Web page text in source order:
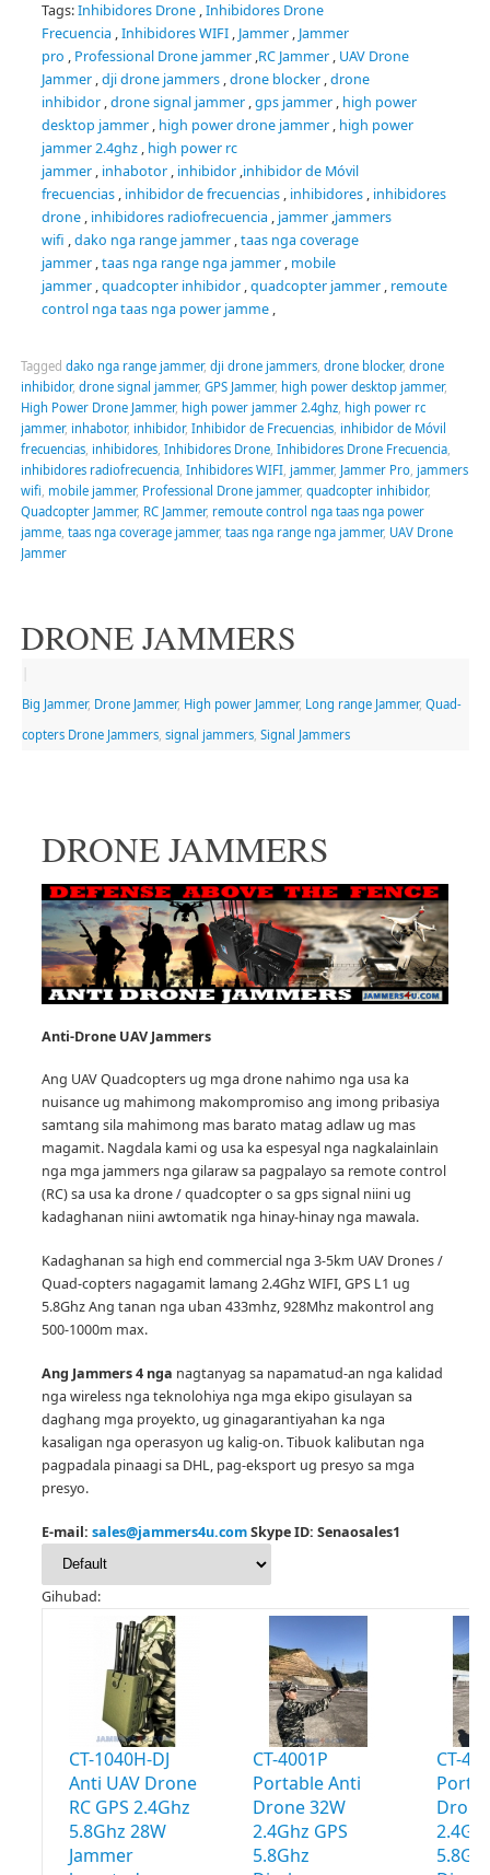
Tags:Inhibidores Drone,Inhibidores Drone
Frecuencia ,Inhibidores WIFI, Jammer, Jammer
pro , Professional Drone jammer,RC Jammer, UAV Drone
Jammer,dji drone jammers,drone blocker,drone
inhibidor,drone signal jammer,gps jammer, high power
desktop jammer, high power drone jammer, high power
jammer 2.4ghz, high power rc
jammer, inhabotor, inhibidor,inhibidor de Móvil
frecuencias, inhibidor de frecuencias, inhibidores, inhibidores
drone, inhibidores radiofrecuencia , jammer,jammers
wifi ,dako nga range jammer,taas nga coverage
jammer,taas nga range nga jammer, mobile
jammer,quadcopter inhibidor,quadcopter jammer, remoute
control nga taas nga power jamme,
Tagged dako nga range jammer, dji drone jammers, drone blocker, drone
inhibidor, drone signal jammer, GPS Jammer, high power desktop jammer,
High Power Drone Jammer, high power jammer 2.4ghz, high power rc
jammer, inhabotor, inhibidor, Inhibidor de Frecuencias, inhibidor de Móvil
frecuencias, inhibidores, Inhibidores Drone, Inhibidores Drone Frecuencia,
inhibidores radiofrecuencia, Inhibidores WIFI, jammer, Jammer Pro, jammers
wifi mobile jammer, Professional Drone jammer, quadcopter inhibidor,
Quadcopter Jammer, RC Jammer, remoute control nga taas nga power
jamme, taas nga coverage jammer, taas nga range nga jammer, UAV Drone
Jammer
DRONE JAMMERS
Big Jammer, Drone Jammer, High power Jammer, Long range Jammer, Quad-
copters Drone Jammers, signal jammers, Signal Jammers
DRONE JAMMERS
Anti-Drone UAV Jammers
Ang UAV Quadcopters ug mga drone nahimo nga usa ka
nuisance ug mahimong makompromiso ang imong pribasiya
samtang sila mahimong mas barato matag adlaw ug mas
magamit. Nagdala kami og usa ka espesyal nga nagkalainlain
nga mga jammers nga gilaraw sa pagpalayo sa remote control
(RC) sa usa ka drone / quadcopter o sa gps signal niini ug
kadaghanan niini awtomatik nga hinay-hinay nga mawala.
Kadaghanan sa high end commercial nga 3-5km UAV Drones /
Quad-copters nagagamit lamang 2.4Ghz WIFI, GPS L1 ug
5.8Ghz Ang tanan nga uban 433mhz, 928Mhz makontrol ang
500-1000m max.
Ang Jammers 4 nga nagtanyag sa napamatud-an nga kalidad
nga wireless nga teknolohiya nga mga ekipo gisulayan sa
daghang mga proyekto, ug ginagarantiyahan ka nga
kasaligan nga operasyon ug kalig-on.Tibuok kalibutan nga
pagpadala pinaagi sa DHL, pag-eksport ug presyo sa mga
presyo.
E-mail: sales@jammers4u.comSkype ID: Senaosales1
Gihubad:
CT-1040H-DJ
Anti UAV Drone
RC GPS 2.4Ghz
5.8Ghz 28W
Jammer
CT-4001P
Portable Anti
Drone 32W
2.4Ghz GPS
5.8Ghz
CT-